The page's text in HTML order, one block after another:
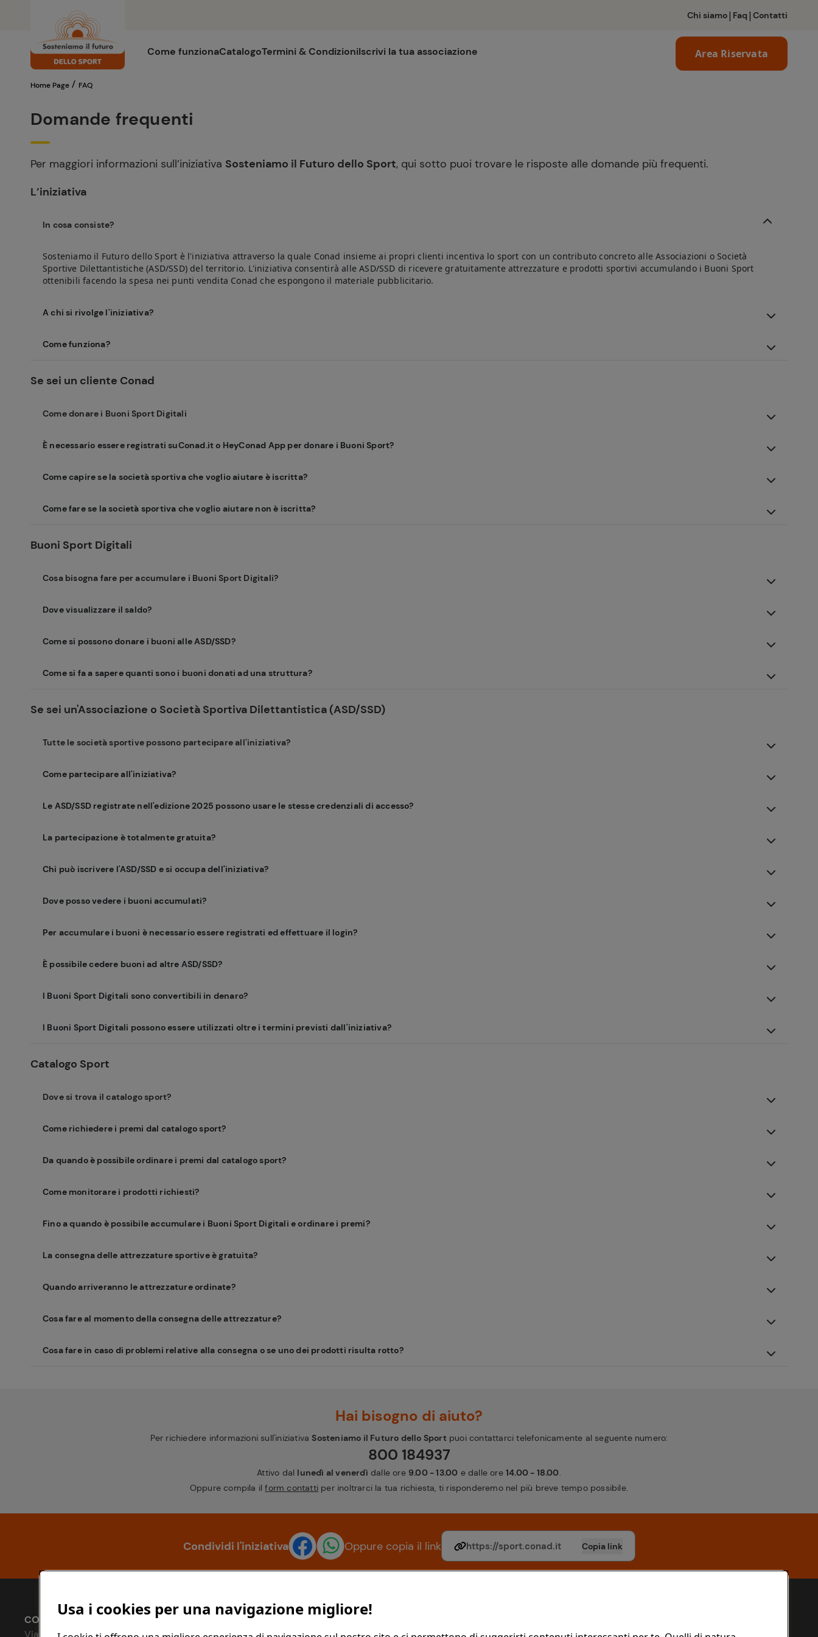
Chi siamo| Faq | Contatti
Come funzionaCatalogoTermini & CondizioniIscrivi la tua associazione Area Riservata
Home Page / FAQ
Domande frequenti
Per maggiori informazioni sull’iniziativa Sosteniamo il Futuro dello Sport, qui sotto puoi trovare le risposte alle domande più frequenti.
L’iniziativa
In cosa consiste?
Sosteniamo il Futuro dello Sport è l'iniziativa attraverso la quale Conad insieme ai propri clienti incentiva lo sport con un contributo concreto alle Associazioni o Società
Sportive Dilettantistiche (ASD/SSD) del territorio. L'iniziativa consentirà alle ASD/SSD di ricevere gratuitamente attrezzature e prodotti sportivi accumulando i Buoni Sport
ottenibili facendo la spesa nei punti vendita Conad che espongono il materiale pubblicitario.
A chi si rivolge l'iniziativa?
Come funziona?
Se sei un cliente Conad
Come donare i Buoni Sport Digitali
È necessario essere registrati suConad.it o HeyConad App per donare i Buoni Sport?
Come capire se la società sportiva che voglio aiutare è iscritta?
Come fare se la società sportiva che voglio aiutare non è iscritta?
Buoni Sport Digitali
Cosa bisogna fare per accumulare i Buoni Sport Digitali?
Dove visualizzare il saldo?
Come si possono donare i buoni alle ASD/SSD?
Come si fa a sapere quanti sono i buoni donati ad una struttura?
Se sei un'Associazione o Società Sportiva Dilettantistica (ASD/SSD)
Tutte le società sportive possono partecipare all'iniziativa?
Come partecipare all'iniziativa?
Le ASD/SSD registrate nell'edizione 2025 possono usare le stesse credenziali di accesso?
La partecipazione è totalmente gratuita?
Chi può iscrivere l'ASD/SSD e si occupa dell'iniziativa?
Dove posso vedere i buoni accumulati?
Per accumulare i buoni è necessario essere registrati ed effettuare il login?
È possibile cedere buoni ad altre ASD/SSD?
I Buoni Sport Digitali sono convertibili in denaro?
I Buoni Sport Digitali possono essere utilizzati oltre i termini previsti dall'iniziativa?
Catalogo Sport
Dove si trova il catalogo sport?
Come richiedere i premi dal catalogo sport?
Da quando è possibile ordinare i premi dal catalogo sport?
Come monitorare i prodotti richiesti?
Fino a quando è possibile accumulare i Buoni Sport Digitali e ordinare i premi?
La consegna delle attrezzature sportive è gratuita?
Quando arriveranno le attrezzature ordinate?
Cosa fare al momento della consegna delle attrezzature?
Cosa fare in caso di problemi relative alla consegna o se uno dei prodotti risulta rotto?
Hai bisogno di aiuto?
Per richiedere informazioni sull'iniziativaSosteniamo il Futuro dello Sportpuoi contattarci telefonicamente al seguente numero:
800 184937
Attivo dal lunedì al venerdì dalle ore 9.00 - 13.00 e dalle ore 14.00 - 18.00.
Oppure compila ilform contatti per inoltrarci la tua richiesta, ti risponderemo nel più breve tempo possibile.
Condividi l'iniziativa Oppure copia il link Copia link
CONAD SOCIETÀ COOPERATIVA
Via Michelino, 59 | 40127 BOLOGNA
Usa i cookies per una navigazione migliore!